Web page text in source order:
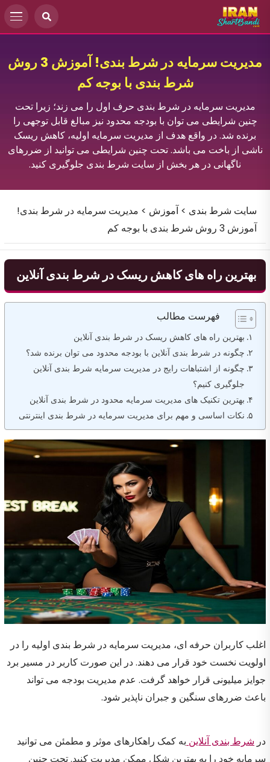
مدیریت سرمایه در شرط‌ بندی! آموزش 3 روش
شرط بندی با بوجه کم
مدیریت سرمایه در شرط‌ بندی حرف اول را می زند؛ زیرا تحت
چنین شرایطی می توان با بودجه محدود نیز مبالغ قابل توجهی را
برنده شد. در واقع هدف از مدیریت سرمایه اولیه، کاهش ریسک
ناشی از باخت می باشد. تحت چنین شرایطی می توانید از ضررهای
ناگهانی در هر بخش از سایت شرط بندی جلوگیری کنید.
سایت شرط بندی > آموزش > مدیریت سرمایه در شرط‌ بندی!
آموزش 3 روش شرط بندی با بوجه کم
بهترین راه های کاهش ریسک در شرط بندی آنلاین
فهرست مطالب
بهترین راه های کاهش ریسک در شرط بندی آنلاین
چگونه در شرط بندی آنلاین با بودجه محدود می توان برنده شد؟
چگونه از اشتباهات رایج در مدیریت سرمایه شرط بندی آنلاین
جلوگیری کنیم؟
بهترین تکنیک های مدیریت سرمایه محدود در شرط بندی آنلاین
نکات اساسی و مهم برای مدیریت سرمایه در شرط بندی اینترنتی
اغلب کاربران حرفه ای، مدیریت سرمایه در شرط‌ بندی اولیه را در
اولویت نخست خود قرار می دهند. در این صورت کاربر در مسیر برد
جوایز میلیونی قرار خواهد گرفت‌. عدم مدیریت بودجه می تواند
باعث ضررهای سنگین و جبران ناپذیر شود.
در شرط بندی آنلاین به کمک راهکارهای موثر و مطمئن می توانید
سرمایه خود را به بهترین شکل ممکن مدیریت کنید. تحت چنین